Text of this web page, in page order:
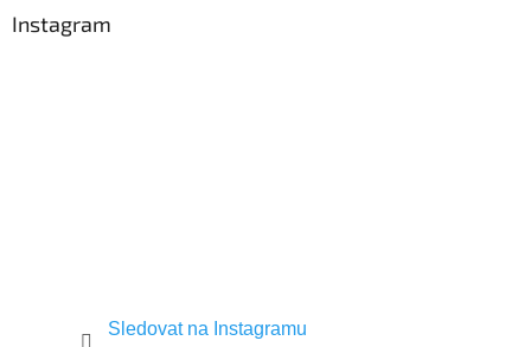
Instagram
Sledovat na Instagramu